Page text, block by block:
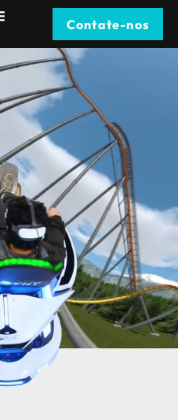
Contate-nos